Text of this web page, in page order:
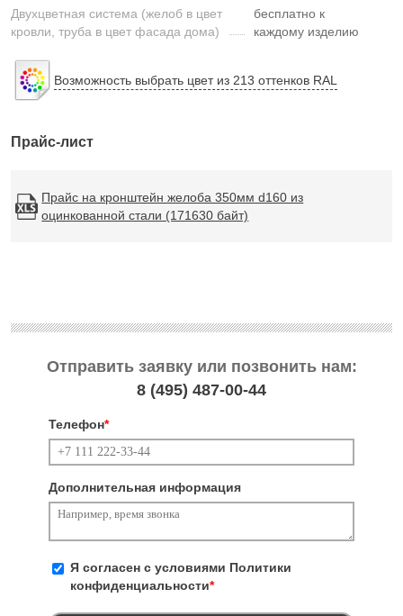
Двухцветная система (желоб в цвет
кровли, труба в цвет фасада дома)
бесплатно к
каждому изделию
Возможность выбрать цвет из 213 оттенков RAL
Прайс-лист
Прайс на кронштейн желоба 350мм d160 из
оцинкованной стали (171630 байт)
Отправить заявку или позвонить нам:
8 (495) 487-00-44
Телефон*
Дополнительная информация
Я согласен с условиями Политики
конфиденциальности*